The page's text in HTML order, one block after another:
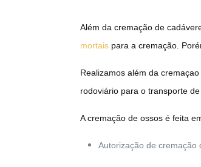
Além da cremação de
mortais para a cremação.
Realizamos além da
rodoviário para o transporte
A cremação de ossos é feita
Autorização de cremação